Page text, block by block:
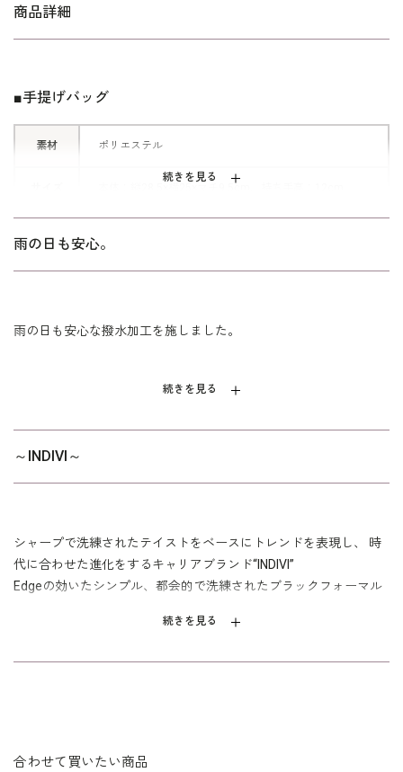
商品詳細
続きを見る
■手提げバッグ
素材 ポリエステル
その他
※日本製
雨の日も安心。
続きを見る
雨の日も安心な撥水加工を施しました。
～INDIVI～
続きを見る
シャープで洗練されたテイストをベースにトレンドを表現し、 時
代に合わせた進化をするキャリアブランド“INDIVI”
Edgeの効いたシンプル、都会的で洗練されたブラックフォーマル
合わせて買いたい商品